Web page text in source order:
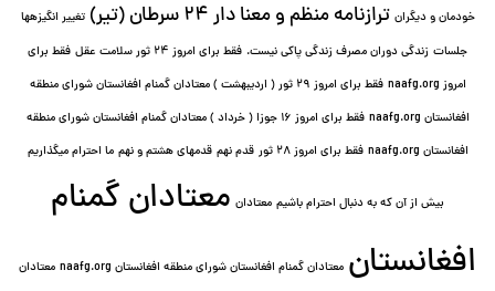
خودمان و دیگران ترازنامه منظم و معنا دار ٢۴ سرطان (تیر)
تغییر انگیزه⁯ها
جلسات زندگی دوران مصرف زندگی پاکی نیست. فقط برای امروز 24 ثور سلامت عقل
فقط برای
امروز naafg.org
فقط برای امروز ٢٩ ثور ( اردیبهشت ) معتادان گمنام افغانستان شورای منطقه
افغانستان naafg.org
فقط برای امروز ۱۶ جوزا ( خرداد ) معتادان گمنام افغانستان شورای منطقه
افغانستان naafg.org
فقط برای امروز ۲۸ ثور قدم نهم قدمهای هشتم و نهم ما احترام میگذاریم
بیش از آن که به دنبال احترام باشیم معتادان معتادان گمنام
افغانستان معتادان گمنام افغانستان شورای منطقه افغانستان naafg.org معتادان